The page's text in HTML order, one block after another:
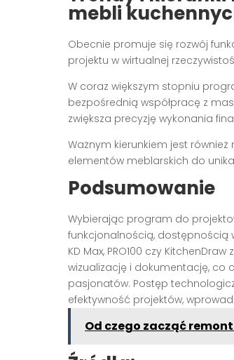
mebli
Obecnie promuje się rozwój
projektu w wirtualnej
W coraz większym stopniu
bezpośrednią współpracę z
zwiększa precyzję wykonania
Ważnym kierunkiem jest
elementów meblarskich do
Podsumowanie
Wybierając program do
funkcjonalnością, dostępnością
KD Max, PRO100 czy
wizualizację i dokumentację, co
pasjonatów. Postęp
efektywność projektów,
Od czego zacząć